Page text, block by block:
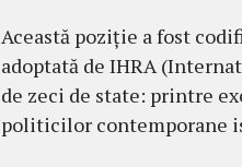
Această poziție a fost
adoptată de IHRA
de zeci de state: printre
politicilor contemporane